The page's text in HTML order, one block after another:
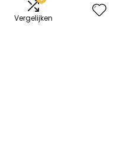
Vergelijken